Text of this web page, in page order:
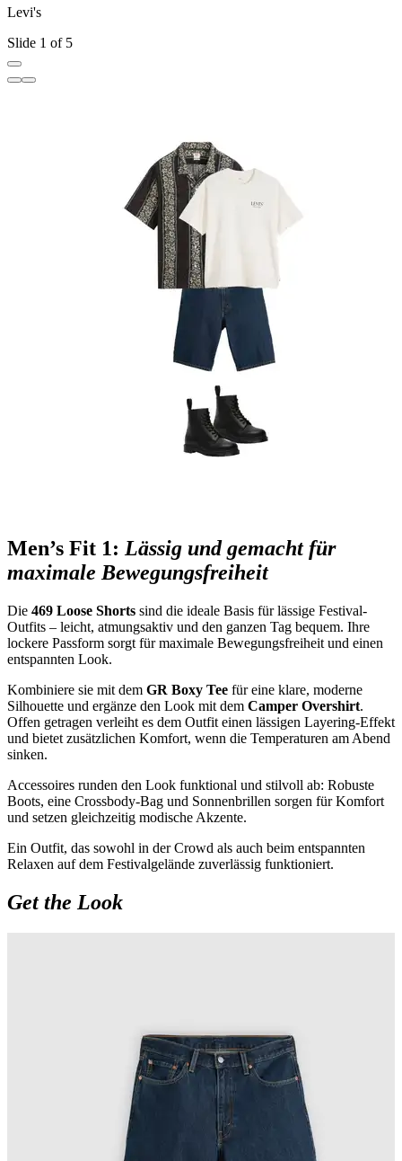
Levi's
Slide 1 of 5
Men’s Fit 1: Lässig und gemacht für
maximale Bewegungsfreiheit
Die 469 Loose Shorts sind die ideale Basis für lässige Festival-
Outfits – leicht, atmungsaktiv und den ganzen Tag bequem. Ihre
lockere Passform sorgt für maximale Bewegungsfreiheit und einen
entspannten Look.
Kombiniere sie mit dem GR Boxy Tee für eine klare, moderne
Silhouette und ergänze den Look mit dem Camper Overshirt.
Offen getragen verleiht es dem Outfit einen lässigen Layering-Effekt
und bietet zusätzlichen Komfort, wenn die Temperaturen am Abend
sinken.
Accessoires runden den Look funktional und stilvoll ab: Robuste
Boots, eine Crossbody-Bag und Sonnenbrillen sorgen für Komfort
und setzen gleichzeitig modische Akzente.
Ein Outfit, das sowohl in der Crowd als auch beim entspannten
Relaxen auf dem Festivalgelände zuverlässig funktioniert.
Get the Look